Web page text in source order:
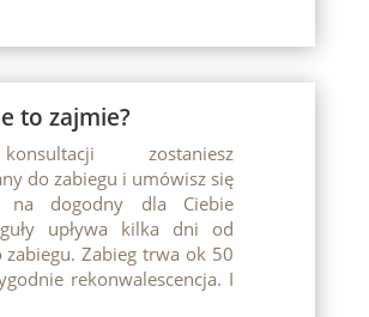
to zajmie?
zostaniesz
do zabiegu i umówisz się
na dogodny dla Ciebie
upływa kilka dni od
Zabieg trwa ok 50
rekonwalescencja. I